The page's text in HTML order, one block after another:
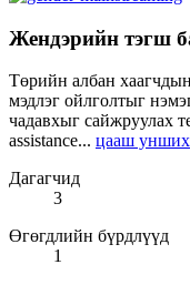
Жендэрийн тэгш
Төрийн албан
мэдлэг ойлголтыг
чадавхыг сайжруулах
assistance... цааш унших
Дагагчид
3
Өгөгдлийн бүрдлүүд
1